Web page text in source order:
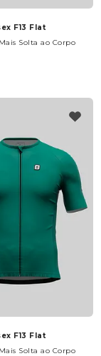
F13 Flat
Solta ao Corpo
F13 Flat
Solta ao Corpo